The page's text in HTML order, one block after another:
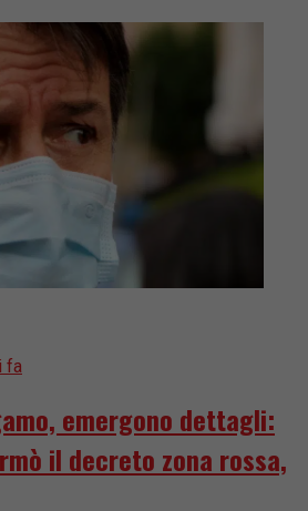
fa
emergono dettagli:
il decreto zona rossa,